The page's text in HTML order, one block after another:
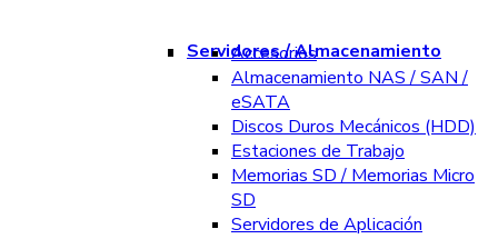
Servidores / Almacenamiento
Accesorios
Almacenamiento NAS / SAN /
eSATA
Discos Duros Mecánicos (HDD)
Estaciones de Trabajo
Memorias SD / Memorias Micro
SD
Servidores de Aplicación